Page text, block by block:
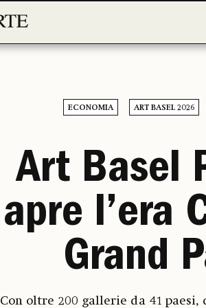
ECONOMIA ART BASEL 2026
Art Basel
apre l’era
Grand
Con oltre 200 gallerie da 41